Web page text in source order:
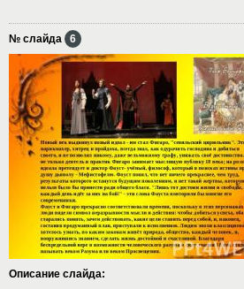
№ слайда 6
Описание слайда: